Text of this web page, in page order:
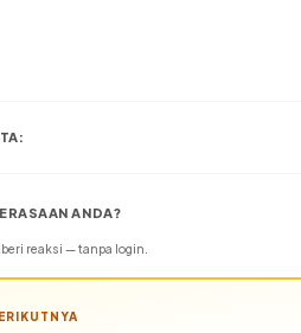
ANDA?
reaksi — tanpa login.